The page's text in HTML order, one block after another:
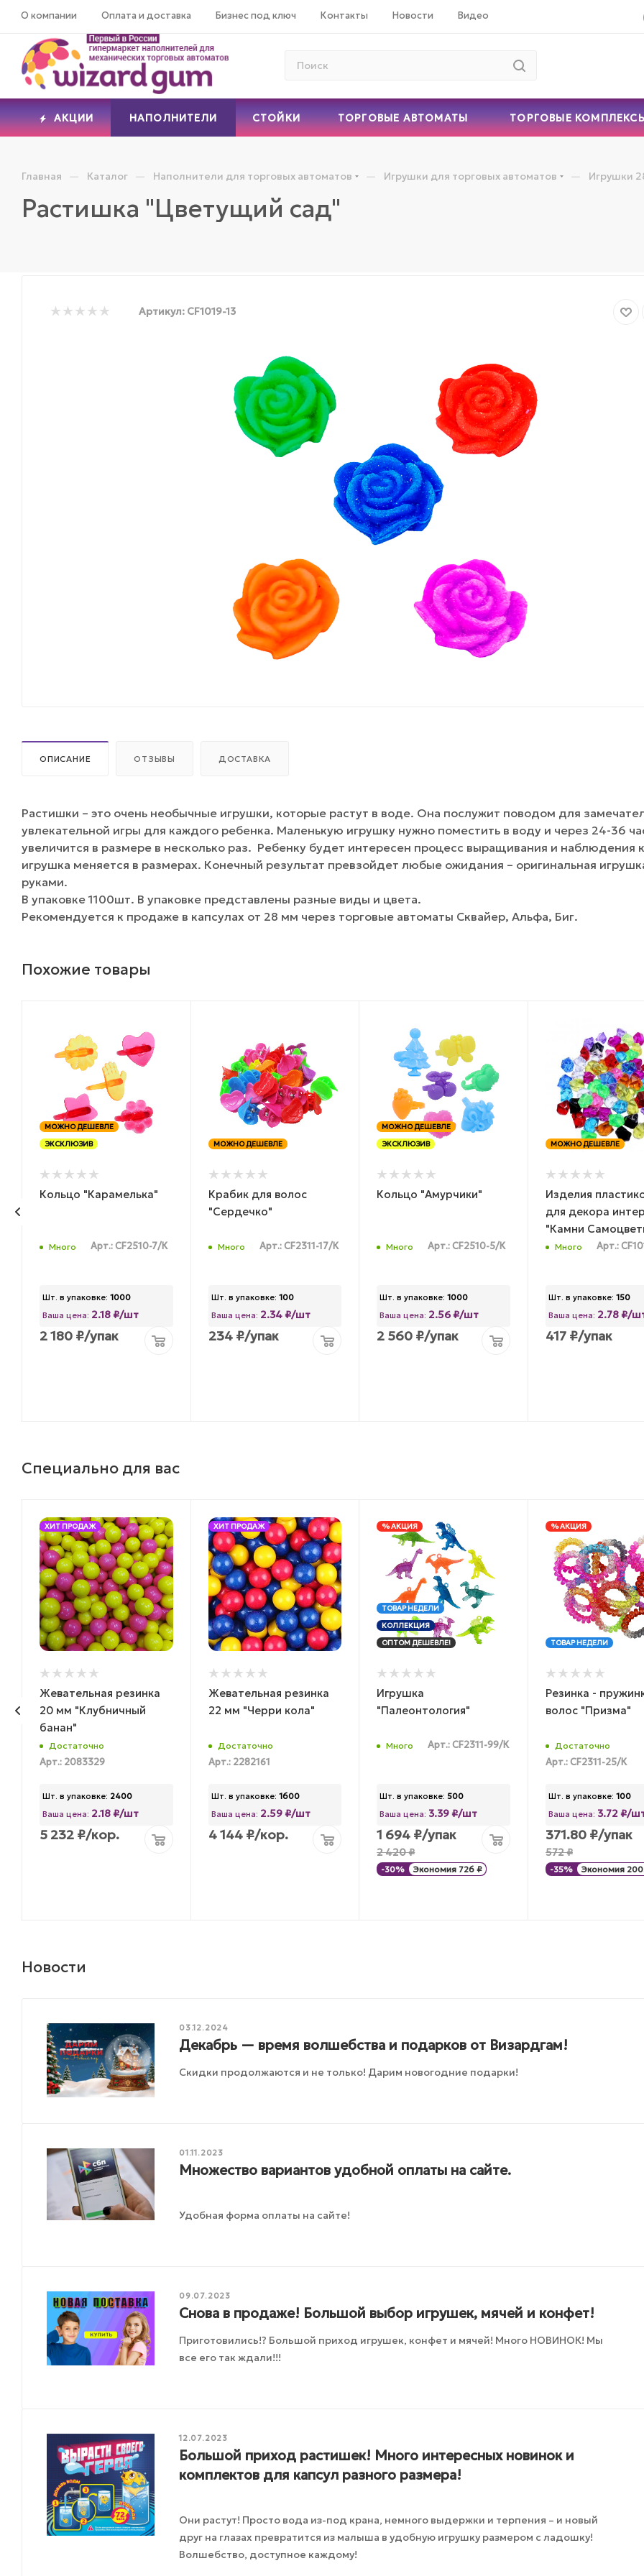
О компании Оплата и доставка Бизнес под ключ Контакты Новости Видео
АКЦИИ НАПОЛНИТЕЛИ СТОЙКИ ТОРГОВЫЕ АВТОМАТЫ ТОРГОВЫЕ
Главная — Каталог — Наполнители для торговых автоматов — Игрушки для торговых автоматов — Игрушки
Растишка "Цветущий сад"
Артикул: CF1019-13
ОПИСАНИЕ ОТЗЫВЫ ДОСТАВКА
Растишки – это очень необычные игрушки, которые растут в воде. Она послужит поводом для
увлекательной игры для каждого ребенка. Маленькую игрушку нужно поместить в воду и через 24-36
увеличится в размере в несколько раз. Ребенку будет интересен процесс выращивания и наблюдения
игрушка меняется в размерах. Конечный результат превзойдет любые ожидания – оригинальная
руками.
В упаковке 1100шт. В упаковке представлены разные виды и цвета.
Рекомендуется к продаже в капсулах от 28 мм через торговые автоматы Сквайер, Альфа, Биг.
Похожие товары
МОЖНО ДЕШЕВЛЕ
ЭКСКЛЮЗИВ
Кольцо "Карамелька"
Много Арт.: CF2510-7/К
Шт. в упаковке: 1000
Ваша цена: 2.18 ₽/шт
2 180₽/упак
МОЖНО ДЕШЕВЛЕ
Крабик для волос
"Сердечко"
Много Арт.: CF2311-17/К
Шт. в упаковке: 100
Ваша цена: 2.34 ₽/шт
234₽/упак
МОЖНО ДЕШЕВЛЕ
ЭКСКЛЮЗИВ
Кольцо "Амурчики"
Много Арт.: CF2510-5/К
Шт. в упаковке: 1000
Ваша цена: 2.56 ₽/шт
2 560 ₽/упак
МОЖНО ДЕШЕВЛЕ
Изделия
для декора
"Камни
Много Арт.:
Шт. в упаковке: 150
Ваша цена: 2.78 ₽/
417 ₽/упак
Специально для вас
ХИТ ПРОДАЖ
Жевательная резинка
20 мм "Клубничный
банан"
Достаточно
Арт.: 2083329
Шт. в упаковке: 2400
Ваша цена: 2.18 ₽/шт
5 232₽/кор.
ХИТ ПРОДАЖ
Жевательная резинка
22 мм "Черри кола"
Достаточно
Арт.: 2282161
Шт. в упаковке: 1600
Ваша цена: 2.59 ₽/шт
4 144₽/кор.
% АКЦИЯ
ТОВАР НЕДЕЛИ
КОЛЛЕКЦИЯ
ОПТОМ ДЕШЕВЛЕ!
Игрушка
"Палеонтология"
Много Арт.: CF2311-99/К
Шт. в упаковке: 500
Ваша цена: 3.39 ₽/шт
1 694 ₽/упак
2 420₽
-30% Экономия 726 ₽
% АКЦИЯ
ТОВАР НЕДЕЛИ
Резинка -
волос "Призма"
Достаточно
Арт.: CF2311-25/К
Шт. в упаковке: 100
Ваша цена: 3.72 ₽/
371.80 ₽/упак
572₽
-35% Экономия
Новости
03.12.2024
Декабрь — время волшебства и подарков от Визардгам!
Скидки продолжаются и не только! Дарим новогодние подарки!
01.11.2023
Множество вариантов удобной оплаты на сайте.
Удобная форма оплаты на сайте!
09.07.2023
Снова в продаже! Большой выбор игрушек, мячей и конфет!
Приготовились!? Большой приход игрушек, конфет и мячей! Много НОВИНОК! Мы
все его так ждали!!!
12.07.2023
Большой приход растишек! Много интересных новинок и
комплектов для капсул разного размера!
Они растут! Просто вода из-под крана, немного выдержки и терпения – и новый
друг на глазах превратится из малыша в удобную игрушку размером с ладошку!
Волшебство, доступное каждому!